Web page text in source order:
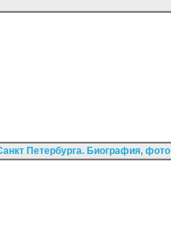
Петербурга. Биография, фото